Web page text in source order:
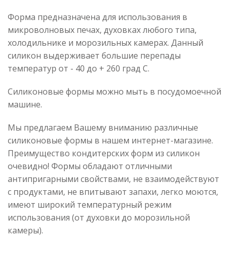
Форма предназначена для использования в
микроволновых печах, духовках любого типа,
холодильнике и морозильных камерах. Данный
силикон выдерживает большие перепады
температур от - 40 до + 260 град С.
Силиконовые формы можно мыть в посудомоечной
машине.
Мы предлагаем Вашему вниманию различные
силиконовые формы в нашем интернет-магазине.
Преимущество кондитерских форм из силикон
очевидно! Формы обладают отличными
антипригарными свойствами, не взаимодействуют
с продуктами, не впитывают запахи, легко моются,
имеют широкий температурный режим
использования (от духовки до морозильной
камеры).